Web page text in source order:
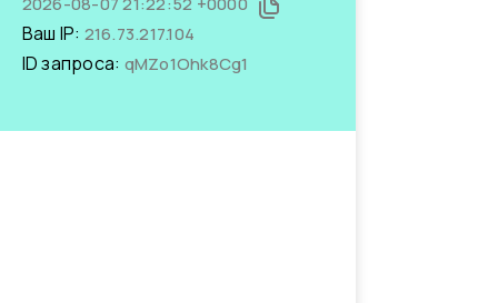
Ваш IP: 216.73.217.104
ID запроса: qMZo1Ohk8Cg1